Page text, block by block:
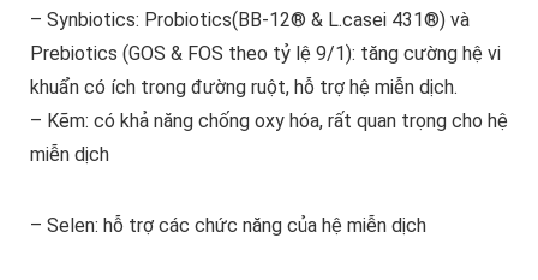
– Synbiotics: Probiotics(BB-12® & L.casei 431®) và
Prebiotics (GOS & FOS theo tỷ lệ 9/1): tăng cường hệ vi
khuẩn có ích trong đường ruột, hỗ trợ hệ miễn dịch.
– Kẽm: có khả năng chống oxy hóa, rất quan trọng cho hệ
miễn dịch
– Selen: hỗ trợ các chức năng của hệ miễn dịch